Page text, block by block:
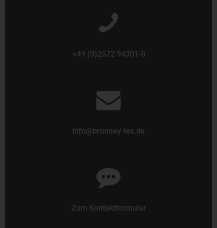
+49 (0)2572 94301-0
info@brumley-tex.de
Zum Kontaktformular